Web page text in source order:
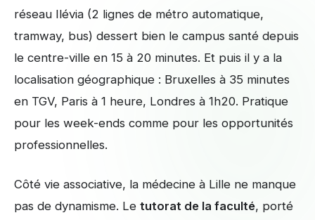
réseau Ilévia (2 lignes de métro automatique,
tramway, bus) dessert bien le campus santé depuis
le centre-ville en 15 à 20 minutes. Et puis il y a la
localisation géographique : Bruxelles à 35 minutes
en TGV, Paris à 1 heure, Londres à 1h20. Pratique
pour les week-ends comme pour les opportunités
professionnelles.
Côté vie associative, la médecine à Lille ne manque
pas de dynamisme. Le tutorat de la faculté, porté